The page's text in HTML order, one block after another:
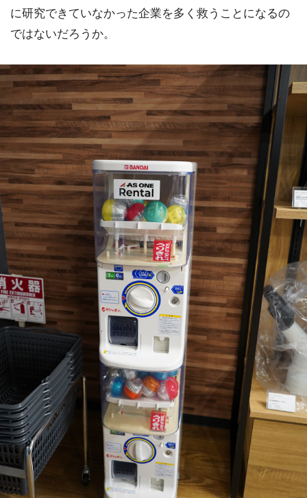
に研究できていなかった企業を多く救うことになるの
ではないだろうか。